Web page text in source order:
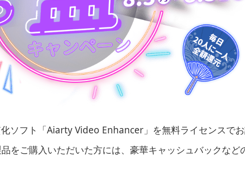
ソフト「Aiarty Video Enhancer」を無料ライセンスで
をご購入いただいた方には、豪華キャッシュバックなど